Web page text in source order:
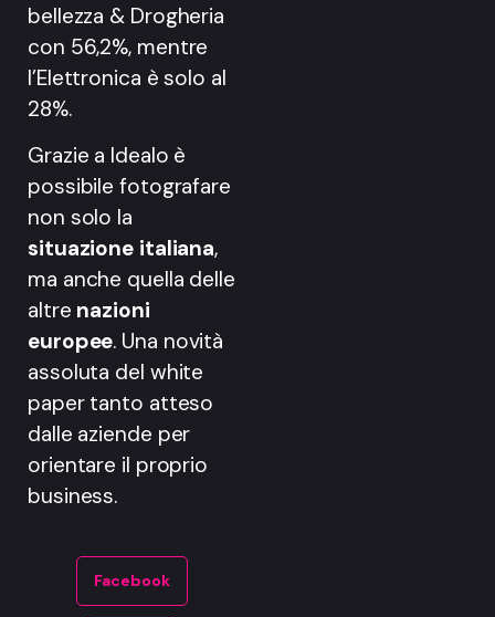
bellezza & Drogheria
con 56,2%, mentre
l’Elettronica è solo al
28%.
Grazie a Idealo è
possibile fotografare
non solo la
situazione italiana,
ma anche quella delle
altre nazioni
europee. Una novità
assoluta del white
paper tanto atteso
dalle aziende per
orientare il proprio
business.
Facebook